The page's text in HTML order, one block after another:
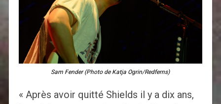
Sam Fender (Photo de Katja Ogrin/Redferns)
« Après avoir quitté Shields il y a dix ans,